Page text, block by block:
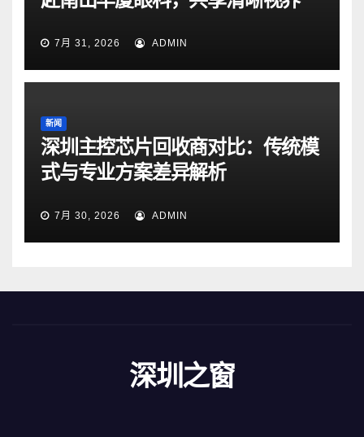
7月 31, 2026 ADMIN
新闻
深圳主控芯片回收商对比：传统模
式与专业方案差异解析
7月 30, 2026 ADMIN
深圳之窗